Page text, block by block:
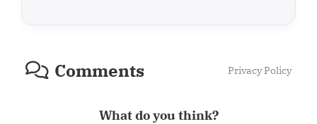
Comments Privacy Policy
What do you think?